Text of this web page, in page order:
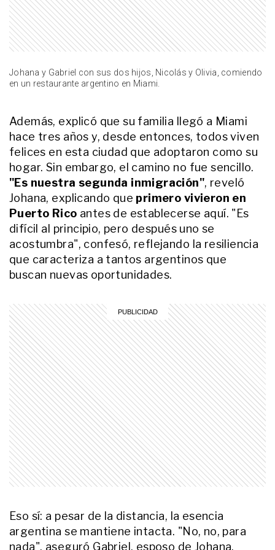
Johana y Gabriel con sus dos hijos, Nicolás y Olivia, comiendo
en un restaurante argentino en Miami.
Además, explicó que su familia llegó a Miami
hace tres años y, desde entonces, todos viven
felices en esta ciudad que adoptaron como su
hogar. Sin embargo, el camino no fue sencillo.
"Es nuestra segunda inmigración", reveló
Johana, explicando que primero vivieron en
Puerto Rico antes de establecerse aquí. "Es
difícil al principio, pero después uno se
acostumbra", confesó, reflejando la resiliencia
que caracteriza a tantos argentinos que
buscan nuevas oportunidades.
Eso sí: a pesar de la distancia, la esencia
argentina se mantiene intacta. "No, no, para
nada", aseguró Gabriel, esposo de Johana,
nieve de Bariloche
ENTRETENIMIENTO
Cómo vive Valentina Cervantes
sus días en el Mundial y la
hijos pierdan: "Eso es lo que más
me gusta de venir"
faceta más íntima y reveló cómo
es formar una familia junto a
Lautaro Martínez lejos de la
Argentina
ENTRETENIMIENTO
La maravillosa historia de Gala
Celia, la percusionista mendocina
que conquista escenarios junto a
Ricardo Arjona: "¿Quién dijo que
es imposible vivir de la música?"
ENTRETENIMIENTO
La historia de Gala Celia, la
percusionista argentina que
conquista los escenarios junto a
Ricardo Arjona
ENTRETENIMIENTO
A pasos de Wanda Nara: así es la
imponente mansión de Maxi
López y Daniela Christiansson en
Nordelta
INTIMOS
Sofi Martínez abre las puertas de
su casa en el Mundial y muestra la
intimidad de su cobertura:
"Trabajar con buena gente es la
clave de la vida"
ACTUALIDAD
Perdió a sus padres, vivió en la
calle y hoy lleva la pasión
argentina a Japón, Egipto, Rusia y
Estados Unidos: "Siempre soñé
Las “monjas” de la Scaloneta: la
historia de los tres amigos que
viajaron desde Salta y Córdoba al